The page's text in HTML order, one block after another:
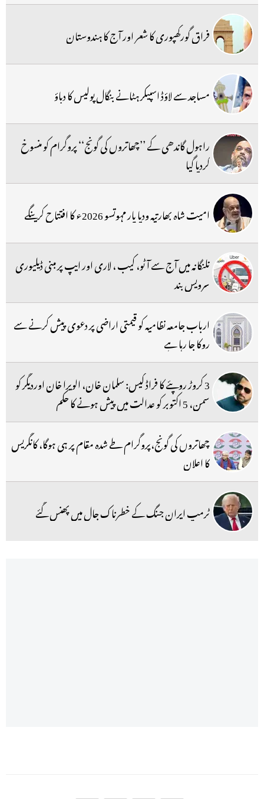
فراق گورکھپوری کا شعر اور آج کا ہندوستان
مساجد سے لاؤڈ اسپیکر ہٹانے بنگال پولیس کا دباؤ
راہول گاندھی کے ’’چھاتروں کی گونج‘‘ پروگرام کو منسوخ
کردیا گیا
امیت شاہ بھارتیہ ودیا پار مہوتسو 2026ء کا افتتاح کرینگے
تلنگانہ میں آج سے آٹو، کیب ، لاری اور ایپ پر مبنی ڈیلیوری
سرویس بند
ارباب جامعہ نظامیہ کو قیمتی اراضی پر دعوی پیش کرنے سے
روکا جا رہا ہے
3 کروڑ روپئے کا فراڈ کیس: سلمان خان، الویرا خان اوردیگر کو
سمن، 5 اکتوبر کو عدالت میں پیش ہونے کا حکم
چھاتروں کی گونج،پروگرام طے شدہ مقام پر ہی ہوگا، کانگریس
کا اعلان
ٹرمپ ایران جنگ کے خطرناک جال میں پھنس گئے